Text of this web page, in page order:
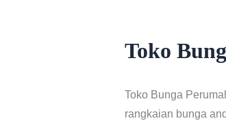
Toko
Toko Bunga
rangkaian bunga